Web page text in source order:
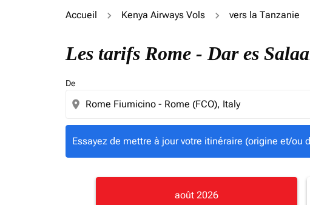
Accueil Kenya Airways Vols vers la Tanzanie
Les tarifs Rome - Dar es
De
location_on
Essayez de mettre à jour votre itinéraire (origine et/
Essayez de mettre à jour votre itinéraire (origine et/
août 2026